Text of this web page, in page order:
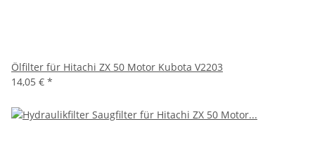
Ölfilter für Hitachi ZX 50 Motor Kubota V2203
14,05 € *